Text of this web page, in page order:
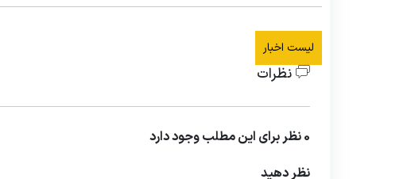
لیست اخبار
نظرات
0 نظر برای این مطلب وجود دارد
نظر دهید